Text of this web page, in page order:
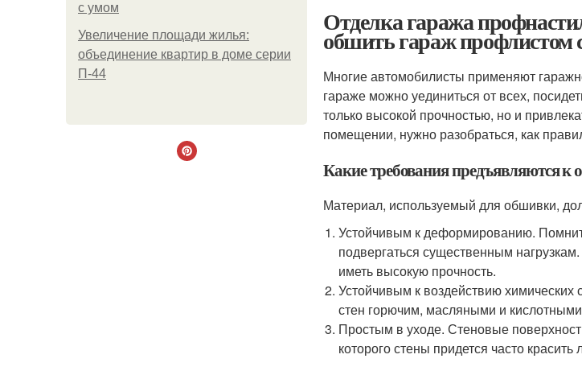
с умом
Увеличение площади жилья:
объединение квартир в доме серии
П-44
Отделка гаража
обшить гараж профлистом
Многие автомобилисты применяют
гараже можно уединиться от всех,
только высокой прочностью, но и
помещении, нужно разобраться, как
Какие требования предъявляются к
Материал, используемый для обшивки,
Устойчивым к деформированию.
подвергаться существенным
иметь высокую прочность.
Устойчивым к воздействию
стен горючим, масляными и
Простым в уходе. Стеновые
которого стены придется часто